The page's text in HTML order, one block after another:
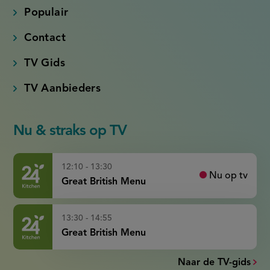
Populair
Contact
TV Gids
TV Aanbieders
Nu & straks op TV
12:10 - 13:30
Great British Menu
Nu op tv
13:30 - 14:55
Great British Menu
Naar de TV-gids